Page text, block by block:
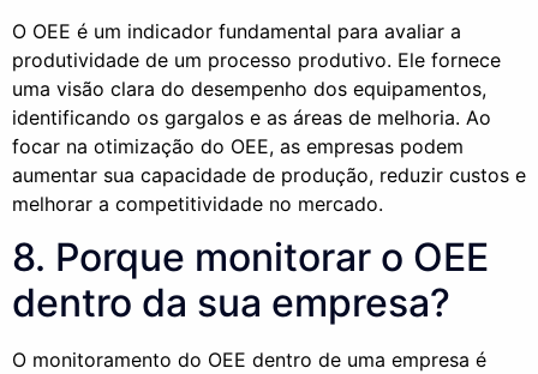
O OEE é um indicador fundamental para avaliar a
produtividade de um processo produtivo. Ele fornece
uma visão clara do desempenho dos equipamentos,
identificando os gargalos e as áreas de melhoria. Ao
focar na otimização do OEE, as empresas podem
aumentar sua capacidade de produção, reduzir custos e
melhorar a competitividade no mercado.
8. Porque monitorar o OEE
dentro da sua empresa?
O monitoramento do OEE dentro de uma empresa é